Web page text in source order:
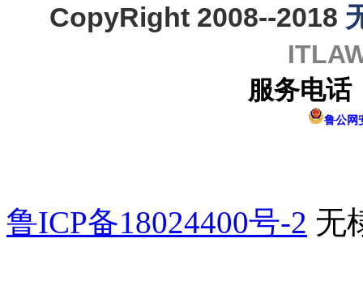
CopyRight 2008--2018
服务电话
鲁公网
鲁ICP备18024400号-2 无